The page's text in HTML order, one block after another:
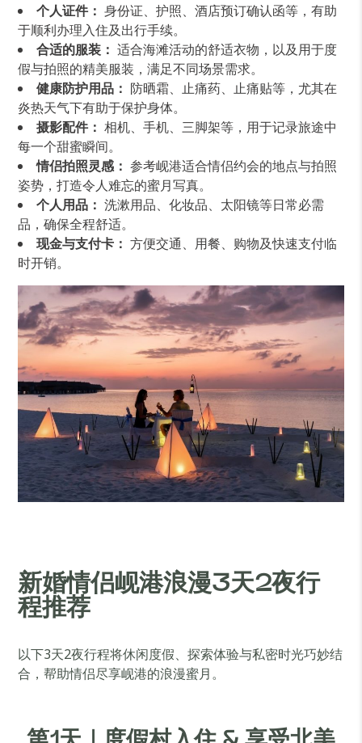
个人证件： 身份证、护照、酒店预订确认函等，有助
于顺利办理入住及出行手续。
合适的服装： 适合海滩活动的舒适衣物，以及用于度
假与拍照的精美服装，满足不同场景需求。
健康防护用品： 防晒霜、止痛药、止痛贴等，尤其在
炎热天气下有助于保护身体。
摄影配件： 相机、手机、三脚架等，用于记录旅途中
每一个甜蜜瞬间。
情侣拍照灵感： 参考岘港适合情侣约会的地点与拍照
姿势，打造令人难忘的蜜月写真。
个人用品： 洗漱用品、化妆品、太阳镜等日常必需
品，确保全程舒适。
现金与支付卡： 方便交通、用餐、购物及快速支付临
时开销。
新婚情侣岘港浪漫3天2夜行
程推荐
以下3天2夜行程将休闲度假、探索体验与私密时光巧妙结
合，帮助情侣尽享岘港的浪漫蜜月。